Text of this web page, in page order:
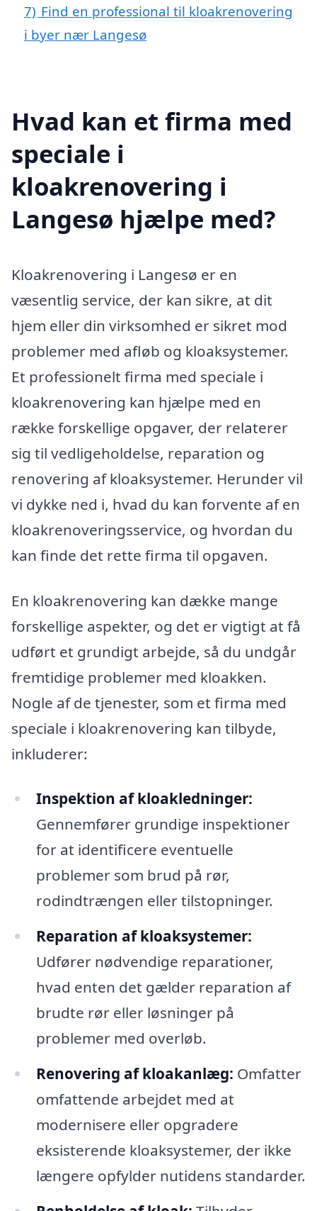
7) Find en professional til kloakrenovering
i byer nær Langesø
Hvad kan et firma med
speciale i
kloakrenovering i
Langesø hjælpe med?
Kloakrenovering i Langesø er en
væsentlig service, der kan sikre, at dit
hjem eller din virksomhed er sikret mod
problemer med afløb og kloaksystemer.
Et professionelt firma med speciale i
kloakrenovering kan hjælpe med en
række forskellige opgaver, der relaterer
sig til vedligeholdelse, reparation og
renovering af kloaksystemer. Herunder vil
vi dykke ned i, hvad du kan forvente af en
kloakrenoveringsservice, og hvordan du
kan finde det rette firma til opgaven.
En kloakrenovering kan dække mange
forskellige aspekter, og det er vigtigt at få
udført et grundigt arbejde, så du undgår
fremtidige problemer med kloakken.
Nogle af de tjenester, som et firma med
speciale i kloakrenovering kan tilbyde,
inkluderer:
Inspektion af kloakledninger:
Gennemfører grundige inspektioner
for at identificere eventuelle
problemer som brud på rør,
rodindtrængen eller tilstopninger.
Reparation af kloaksystemer:
Udfører nødvendige reparationer,
hvad enten det gælder reparation af
brudte rør eller løsninger på
problemer med overløb.
Renovering af kloakanlæg: Omfatter
omfattende arbejdet med at
modernisere eller opgradere
eksisterende kloaksystemer, der ikke
længere opfylder nutidens standarder.